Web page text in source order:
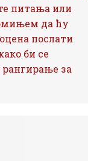
питања или
да ћу
послати
би се
за